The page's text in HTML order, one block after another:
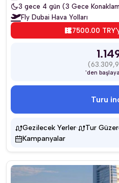
3 gece 4 gün (3 Gece
Fly Dubai Hava Yolları
7500.00
'den
Turu
Gezilecek Yerler· Tur
Kampanyalar